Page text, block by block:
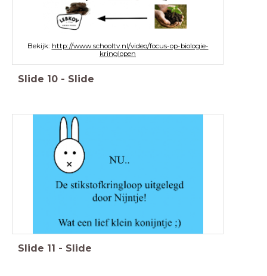
Bekijk: http://www.schooltv.nl/video/focus-op-biologie-
kringlopen
Slide 10 - Slide
Slide 11 - Slide